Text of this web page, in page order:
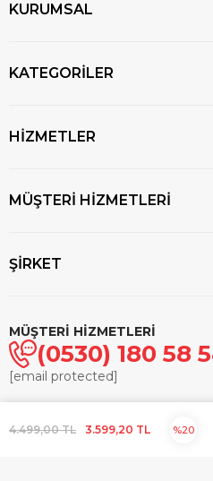
KURUMSAL
KATEGORİLER
HİZMETLER
MÜŞTERİ HİZMETLERİ
ŞİRKET
MÜŞTERİ HİZMETLERİ
(0530) 180 58
[email protected]
4.499,00 TL 3.599,20 TL 20